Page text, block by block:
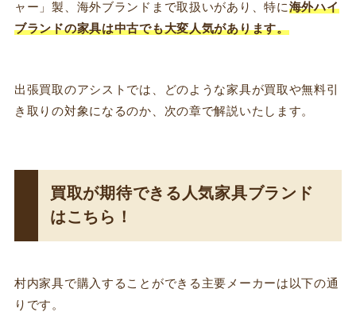
ャー」製、海外ブランドまで取扱いがあり、特に 海外ハイ
ブランドの家具は中古でも大変人気があります。
出張買取のアシストでは、どのような家具が買取や無料引
き取りの対象になるのか、次の章で解説いたします。
買取が期待できる人気家具ブランド
はこちら！
村内家具で購入することができる主要メーカーは以下の通
りです。